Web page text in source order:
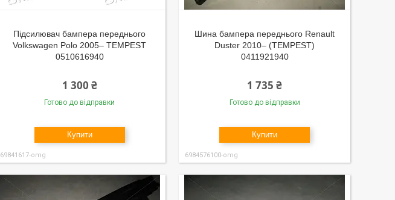
Підсилювач бампера переднього
Volkswagen Polo 2005– TEMPEST
0510616940
1 300 ₴
Готово до відправки
Купити
69841617-omg
Шина бампера переднього Renault
Duster 2010– (TEMPEST)
0411921940
1 735 ₴
Готово до відправки
Купити
6984576100-omg